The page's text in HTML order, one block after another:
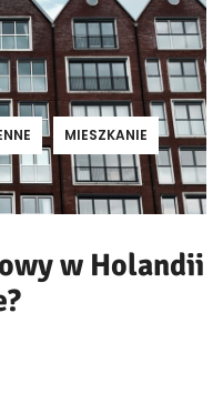
MIESZKANIE
w Holandii